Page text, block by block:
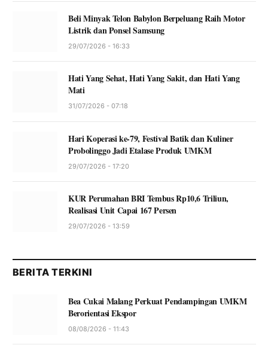
Beli Minyak Telon Babylon Berpeluang Raih Motor
Listrik dan Ponsel Samsung
29/07/2026 - 16:33
Hati Yang Sehat, Hati Yang Sakit, dan Hati Yang
Mati
31/07/2026 - 07:18
Hari Koperasi ke-79, Festival Batik dan Kuliner
Probolinggo Jadi Etalase Produk UMKM
29/07/2026 - 17:20
KUR Perumahan BRI Tembus Rp10,6 Triliun,
Realisasi Unit Capai 167 Persen
29/07/2026 - 13:59
BERITA TERKINI
Bea Cukai Malang Perkuat Pendampingan UMKM
Berorientasi Ekspor
08/08/2026 - 11:43